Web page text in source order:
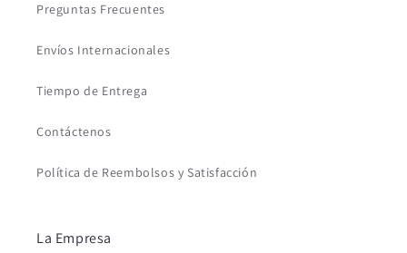
Preguntas Frecuentes
Envíos Internacionales
Tiempo de Entrega
Contáctenos
Política de Reembolsos y Satisfacción
La Empresa